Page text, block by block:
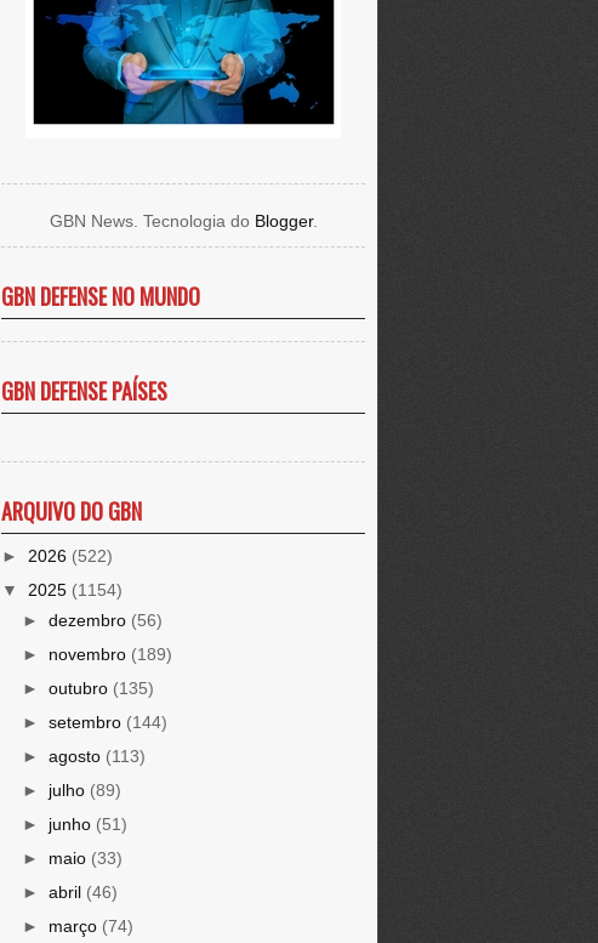
GBN News. Tecnologia do Blogger.
GBN DEFENSE NO MUNDO
GBN DEFENSE PAÍSES
ARQUIVO DO GBN
► 2026 (522)
▼ 2025 (1154)
► dezembro (56)
► novembro (189)
► outubro (135)
► setembro (144)
► agosto (113)
► julho (89)
► junho (51)
► maio (33)
► abril (46)
► março (74)